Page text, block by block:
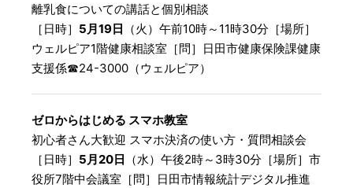
離乳食についての講話と個別相談
［日時］ 5月19日 （火）午前10時～11時30分［場所］
ウェルピア1階健康相談室［問］日田市健康保険課健康
支援係☎︎24-3000（ウェルピア）
ゼロからはじめる スマホ教室
初心者さん大歓迎 スマホ決済の使い方・質問相談会
［日時］ 5月20日 （水）午後2時～3時30分［場所］市
役所7階中会議室［問］日田市情報統計デジタル推進